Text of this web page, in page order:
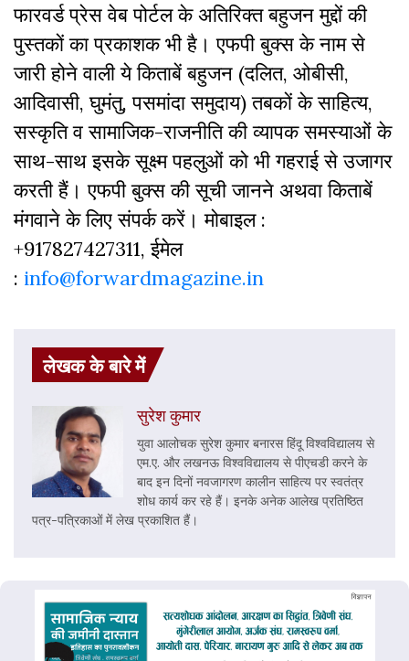
फारवर्ड प्रेस वेब पोर्टल के अतिरिक्‍त बहुजन मुद्दों की
पुस्‍तकों का प्रकाशक भी है। एफपी बुक्‍स के नाम से
जारी होने वाली ये किताबें बहुजन (दलित, ओबीसी,
आदिवासी, घुमंतु, पसमांदा समुदाय) तबकों के साहित्‍य,
सस्‍क‍ृति व सामाजिक-राजनीति की व्‍यापक समस्‍याओं के
साथ-साथ इसके सूक्ष्म पहलुओं को भी गहराई से उजागर
करती हैं। एफपी बुक्‍स की सूची जानने अथवा किताबें
मंगवाने के लिए संपर्क करें। मोबाइल :
+917827427311, ईमेल
: info@forwardmagazine.in
लेखक के बारे में
सुरेश कुमार
युवा आलोचक सुरेश कुमार बनारस हिंदू विश्वविद्यालय से
एम.ए. और लखनऊ विश्वविद्यालय से पीएचडी करने के
बाद इन दिनों नवजागरण कालीन साहित्य पर स्वतंत्र
शोध कार्य कर रहे हैं। इनके अनेक आलेख प्रतिष्ठित
पत्र-पत्रिकाओं में लेख प्रकाशित हैं।